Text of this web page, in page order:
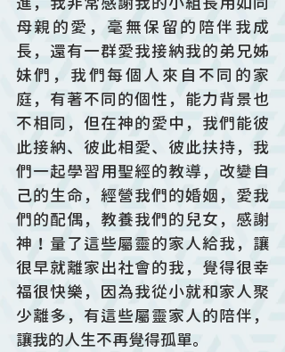
母親的愛，毫無保留的陪伴我成
長，還有一群愛我接納我的弟兄姊
妹們，我們每個人來自不同的家
庭，有著不同的個性，能力背景也
不相同，但在神的愛中，我們能彼
此接納、彼此相愛、彼此扶持，我
們一起學習用聖經的教導，改變自
己的生命，經營我們的婚姻，愛我
們的配偶，教養我們的兒女，感謝
神！量了這些屬靈的家人給我，讓
很早就離家出社會的我，覺得很幸
福很快樂，因為我從小就和家人聚
少離多，有這些屬靈家人的陪伴，
讓我的人生不再覺得孤單。